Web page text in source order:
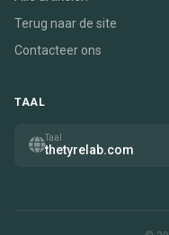
Terug naar de site
Contacteer ons
TAAL
Taal
thetyrelab.com